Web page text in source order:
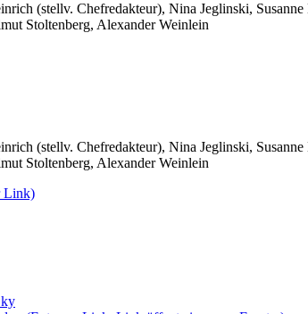
(stellv. Chefredakteur), Nina Jeglinski,
Stoltenberg, Alexander Weinlein
(stellv. Chefredakteur), Nina Jeglinski,
Stoltenberg, Alexander Weinlein
Link)